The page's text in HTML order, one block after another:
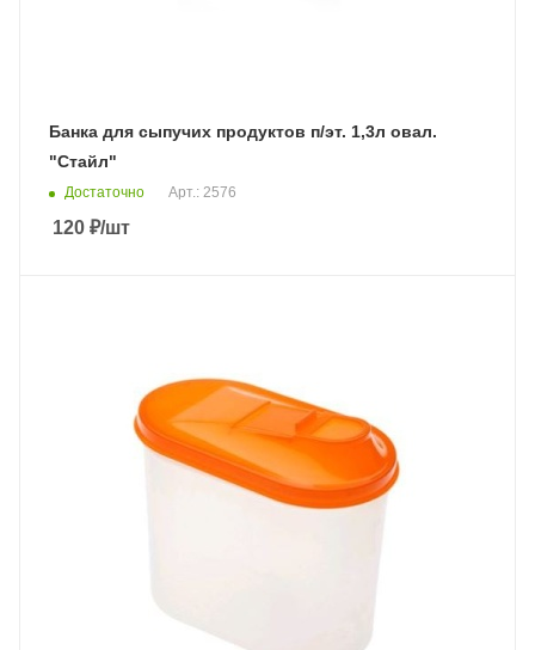
Банка для сыпучих продуктов п/эт. 1,3л овал.
"Стайл"
Достаточно Арт.: 2576
120 ₽/шт